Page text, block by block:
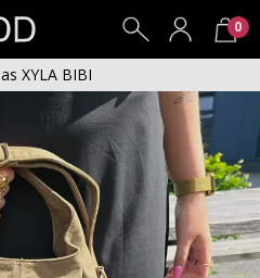
0
Tas XYLA BIBI